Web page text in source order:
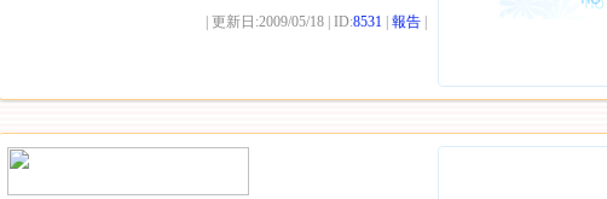
| 更新日:2009/05/18 | ID:8531 報告